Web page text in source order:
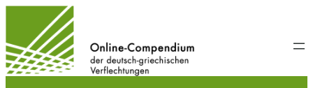
wechseln